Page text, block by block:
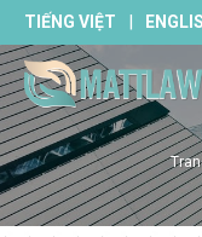
TIẾNG VIỆT |